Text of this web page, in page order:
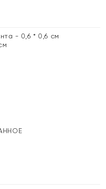
- 0,6 * 0,6 см